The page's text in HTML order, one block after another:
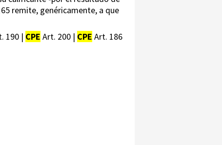
remite, genéricamente, a que
190 | CPE Art. 200 | CPE Art. 186